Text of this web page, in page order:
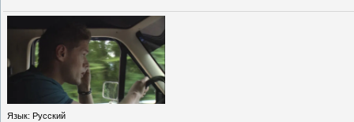
Язык: Русский